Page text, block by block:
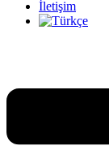
İletişim